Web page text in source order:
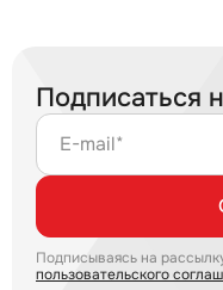
Подписаться
E-mail*
Подписываясь на
пользовательского